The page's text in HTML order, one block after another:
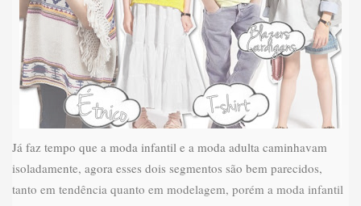
Já faz tempo que a moda infantil e a moda adulta caminhavam
isoladamente, agora esses dois segmentos são bem parecidos,
tanto em tendência quanto em modelagem, porém a moda infantil